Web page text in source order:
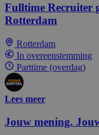
Fulltime Recruiter
Rotterdam
Rotterdam
In overeenstemming
Parttime (overdag)
Lees meer
Jouw mening.